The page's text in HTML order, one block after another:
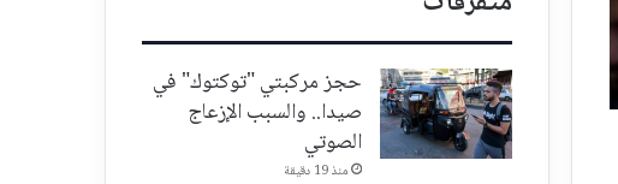
حجز مركبتي "توكتوك" في
صيدا.. والسبب الإزعاج
الصوتي
منذ 19 دقيقة